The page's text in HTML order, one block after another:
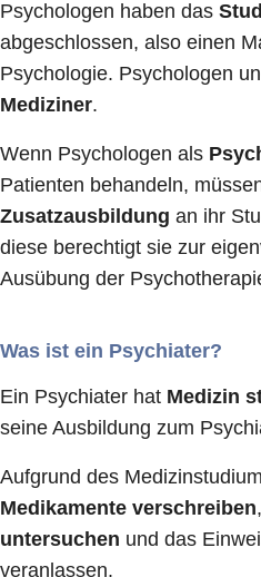
Psychologen haben das
abgeschlossen, also einen
Psychologie. Psychologen
Mediziner.
Wenn Psychologen als
Patienten behandeln,
Zusatzausbildung an ihr
diese berechtigt sie zur
Ausübung der
Was ist ein Psychiater?
Ein Psychiater hat Medizin
seine Ausbildung zum
Aufgrund des
Medikamente verschreiben
untersuchen und das
veranlassen.